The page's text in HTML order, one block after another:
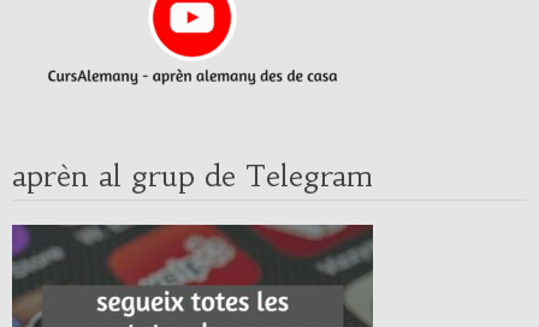
aprèn al grup de Telegram